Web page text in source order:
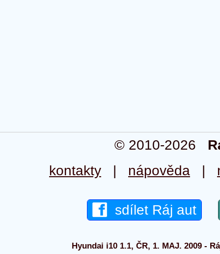
© 2010-2026
kontakty | nápověda |
sdílet Ráj aut
Hyundai i10 1.1, ČR, 1. MAJ. 2009 -